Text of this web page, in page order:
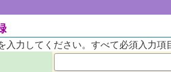
入力してください。すべて必須入力項